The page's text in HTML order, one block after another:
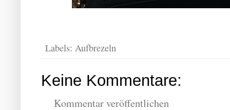
Labels: Aufbrezeln
Keine Kommentare:
Kommentar veröffentlichen